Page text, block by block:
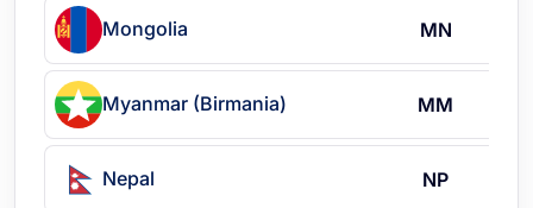
Mongolia MN
Myanmar (Birmania) MM
Nepal NP